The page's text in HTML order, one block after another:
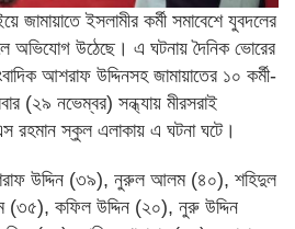
জামায়াতে ইসলামীর কর্মী সমাবেশে যুবদলের
বলে অভিযোগ উঠেছে। এ ঘটনায় দৈনিক ভোরের
আশরাফ উদ্দিনসহ জামায়াতের ১০ কর্মী-
(২৯ নভেম্বর) সন্ধ্যায় মীরসরাই
রহমান স্কুল এলাকায় এ ঘটনা ঘটে।
উদ্দিন (৩৯), নুরুল আলম (৪০), শহিদুল
কফিল উদ্দিন (২০), নুরু উদ্দিন